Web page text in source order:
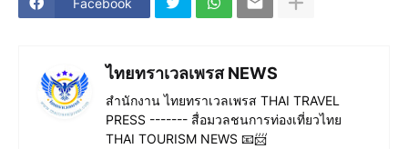
Facebook
ไทยทราเวลเพรส NEWS
สำนักงาน ไทยทราเวลเพรส THAI TRAVEL
PRESS ------- สื่อมวลชนการท่องเที่ยวไทย
THAI TOURISM NEWS 📧📨